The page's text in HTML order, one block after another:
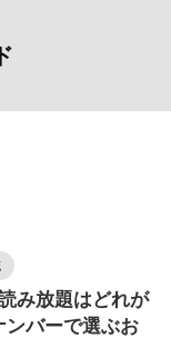
み放題はどれが
ンバーで選ぶお